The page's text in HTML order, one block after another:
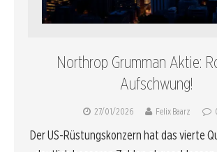
Northrop Grumman Aktie:
Aufschwung!
27/01/2026 Felix Baarz
Der US-Rüstungskonzern hat das vierte